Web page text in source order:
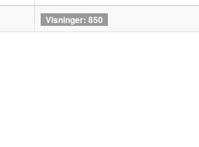
Visninger: 850